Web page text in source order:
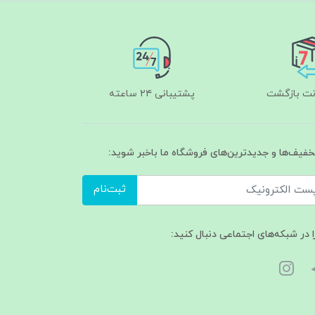
پشتیبانی ۲۴ ساعته
و جدیدترین‌های فروشگاه ما باخبر شوید:
ثبت‌نام
در شبکه‌های اجتماعی دنبال کنید: